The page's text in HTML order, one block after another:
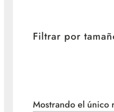
Filtrar por
Mostrando el único